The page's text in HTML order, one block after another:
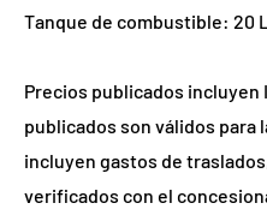
Tanque de combustible: 20
Precios publicados incluyen
publicados son válidos para
incluyen gastos de
verificados con el